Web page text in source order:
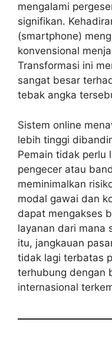
mengalami
signifikan.
(smartphone)
konvensional
Transformasi ini
sangat besar
tebak angka
Sistem online
lebih tinggi
Pemain tidak perlu
pengecer atau
meminimalkan
modal gawai dan
dapat mengakses
layanan dari mana
itu, jangkauan
tidak lagi terbatas
terhubung dengan
internasional